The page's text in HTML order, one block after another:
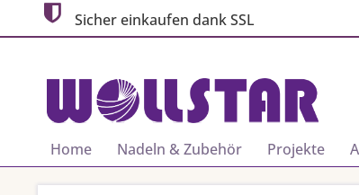
Sicher einkaufen dank SSL
Home Nadeln & Zubehör Projekte